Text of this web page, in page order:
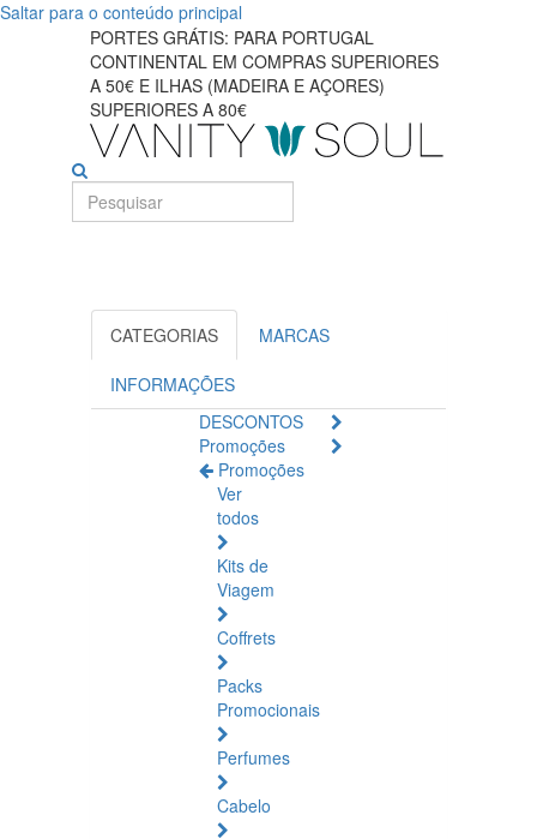
Saltar para o conteúdo principal
Cuidado
labial
essencial
para
lábios
macios
PORTES GRÁTIS: PARA PORTUGAL
CONTINENTAL EM COMPRAS SUPERIORES
A 50€ E ILHAS (MADEIRA E AÇORES)
SUPERIORES A 80€
CATEGORIAS MARCAS
INFORMAÇÕES
DESCONTOS
Promoções
Promoções
Ver
todos
Kits de
Viagem
Coffrets
Packs
Promocionais
Perfumes
Cabelo